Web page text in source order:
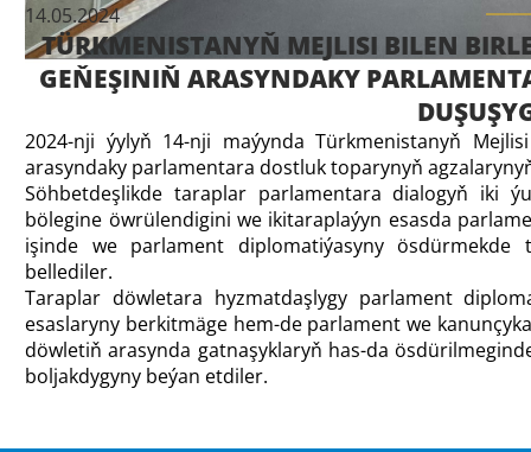
14.05.2024
TÜRKMENISTANYŇ MEJLISI BILEN
GEŇEŞINIŇ ARASYNDAKY
2024-nji ýylyň 14-nji maýynda Türkmenistanyň
arasyndaky parlamentara dostluk toparynyň
Söhbetdeşlikde taraplar parlamentara dialogyň iki
bölegine öwrülendigini we ikitaraplaýyn esasda
işinde we parlament diplomatiýasyny ösdürmekde
bellediler.
Taraplar döwletara hyzmatdaşlygy parlament
esaslaryny berkitmäge hem-de parlament we
döwletiň arasynda gatnaşyklaryň has-da
boljakdygyny beýan etdiler.